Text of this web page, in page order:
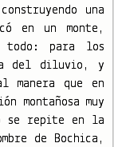
una
en un monte,
todo: para los
del diluvio, y
manera que en
montañosa muy
se repite en la
de Bochica,